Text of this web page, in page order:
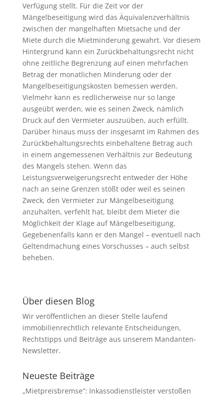
Verfügung stellt. Für die Zeit vor der
Mängelbeseitigung wird das Äquivalenzverhältnis
zwischen der mangelhaften Mietsache und der
Miete durch die Mietminderung gewahrt. Vor diesem
Hintergrund kann ein Zurückbehaltungsrecht nicht
ohne zeitliche Begrenzung auf einen mehrfachen
Betrag der monatlichen Minderung oder der
Mangelbeseitigungskosten bemessen werden.
Vielmehr kann es redlicherweise nur so lange
ausgeübt werden, wie es seinen Zweck, nämlich
Druck auf den Vermieter auszuüben, auch erfüllt.
Darüber hinaus muss der insgesamt im Rahmen des
Zurückbehaltungsrechts einbehaltene Betrag auch
in einem angemessenen Verhältnis zur Bedeutung
des Mangels stehen. Wenn das
Leistungsverweigerungsrecht entweder der Höhe
nach an seine Grenzen stößt oder weil es seinen
Zweck, den Vermieter zur Mängelbeseitigung
anzuhalten, verfehlt hat, bleibt dem Mieter die
Möglichkeit der Klage auf Mängelbeseitigung.
Gegebenenfalls kann er den Mangel – eventuell nach
Geltendmachung eines Vorschusses – auch selbst
beheben.
Über diesen Blog
Wir veröffentlichen an dieser Stelle laufend
immobilienrechtlich relevante Entscheidungen,
Rechtstipps und Beiträge aus unserem Mandanten-
Newsletter.
Neueste Beiträge
„Mietpreisbremse“: Inkassodienstleister verstoßen